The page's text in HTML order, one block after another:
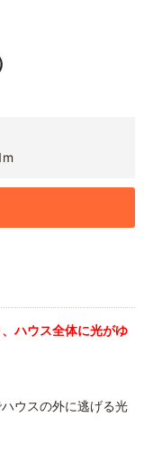
ハウス全体に光がゆ
ウスの外に逃げる光